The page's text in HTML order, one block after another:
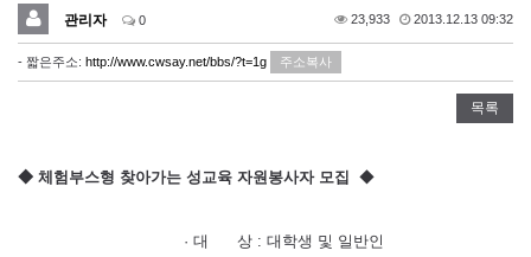
관리자 0 23,933 2013.12.13 09:32
- 짧은주소: http://www.cwsay.net/bbs/?t=1g 주소복사
목록
◆ 체험부스형 찾아가는 성교육 자원봉사자 모집
◆
· 대 상 : 대학생 및 일반인